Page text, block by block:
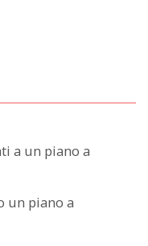
a un piano a
un piano a